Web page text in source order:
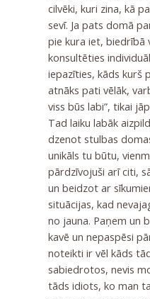
cilvēki, kuri zina, kā
sevī. Ja pats domā
pie kura iet, biedrībā
konsultēties
iepazīties, kāds kurš
atnāks pati vēlāk,
viss būs labi”, tikai
Tad laiku labāk
dzenot stulbas
unikāls tu būtu,
pārdzīvojuši arī citi,
un beidzot ar
situācijas, kad
no jauna. Paņem un
kavē un nepaspēsi
noteikti ir vēl kāds
sabiedrotos, nevis
tāds idiots, ko man